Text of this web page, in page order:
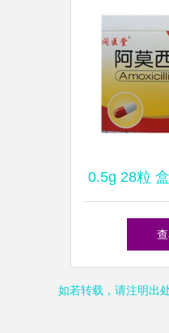
0.5g 28粒
供应、采购
如若转载，请注明出